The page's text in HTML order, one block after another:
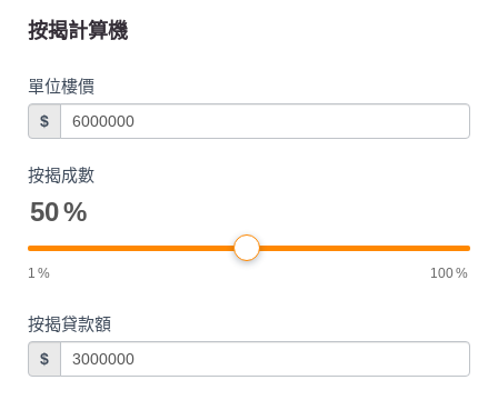
按揭計算機
單位樓價
$
按揭成數
50%
1 % 100%
按揭貸款額
$